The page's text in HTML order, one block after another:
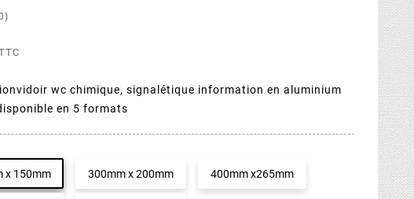
wc chimique, signalétique information en aluminium
en 5 formats
x 150mm 300mm x 200mm 400mm x265mm